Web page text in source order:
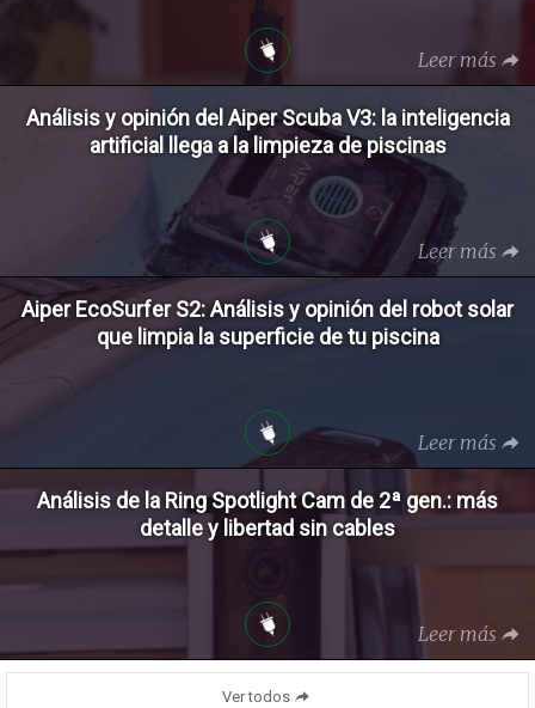
Leer más
Análisis y opinión del Aiper Scuba V3: la inteligencia
artificial llega a la limpieza de piscinas
Leer más
Aiper EcoSurfer S2: Análisis y opinión del robot solar
que limpia la superficie de tu piscina
Leer más
Análisis de la Ring Spotlight Cam de 2ª gen.: más
detalle y libertad sin cables
Leer más
Ver todos